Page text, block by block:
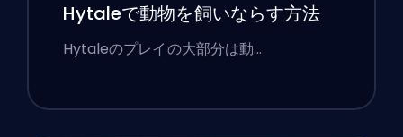
Hytaleで動物を飼いならす方法
Hytaleのプレイの大部分は動…